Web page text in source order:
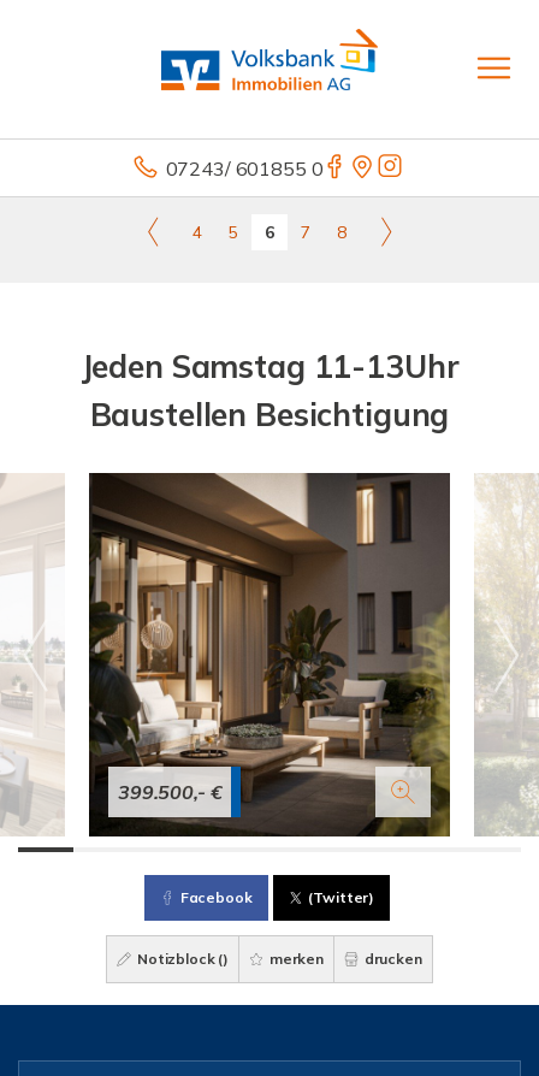
07243/ 601855 0
4 5 6 7 8
Jeden Samstag 11-13Uhr
Baustellen Besichtigung
399.500,- €
Facebook (Twitter)
Notizblock () merken drucken